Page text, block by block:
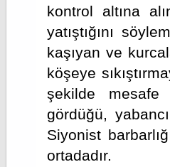
kontrol altına
yatıştığını
kaşıyan ve
köşeye
şekilde mesafe
gördüğü,
Siyonist
ortadadır.